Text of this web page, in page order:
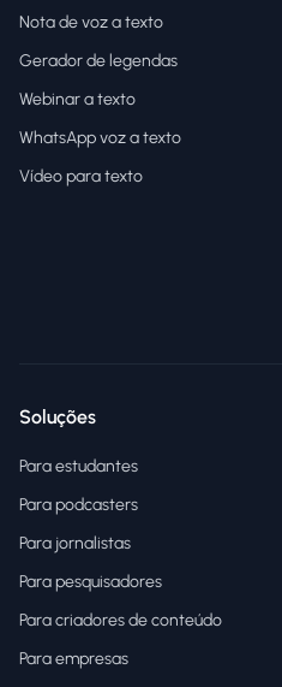
Nota de voz a texto
Gerador de legendas
Webinar a texto
WhatsApp voz a texto
Vídeo para texto
Soluções
Para estudantes
Para podcasters
Para jornalistas
Para pesquisadores
Para criadores de conteúdo
Para empresas